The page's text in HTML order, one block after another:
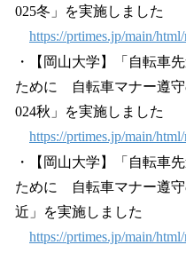
025冬」を実施しました
https://prtimes.jp/main/
・【岡山大学】「自転車
ために 自転車マナー遵守
024秋」を実施しました
https://prtimes.jp/main/
・【岡山大学】「自転車
ために 自転車マナー遵
近」を実施しました
https://prtimes.jp/main/